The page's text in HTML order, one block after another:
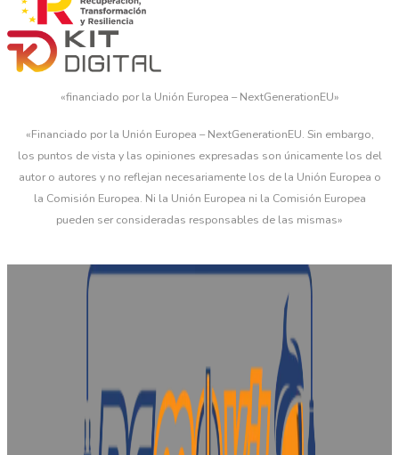
«financiado por la Unión Europea – NextGenerationEU»
«Financiado por la Unión Europea – NextGenerationEU. Sin embargo,
los puntos de vista y las opiniones expresadas son únicamente los del
autor o autores y no reflejan necesariamente los de la Unión Europea o
la Comisión Europea. Ni la Unión Europea ni la Comisión Europea
pueden ser consideradas responsables de las mismas»